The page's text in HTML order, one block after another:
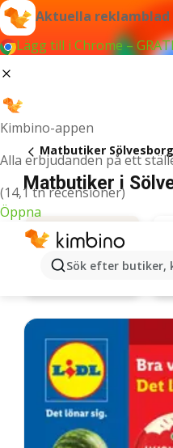
Aktuella
Lägg till i Chrome –
Kimbino-appen
Alla erbjudanden på ett
(14,1 tn recensioner)
Öppna
Sök efter butiker,
Matbutiker Sölvesborg
Matbutiker i